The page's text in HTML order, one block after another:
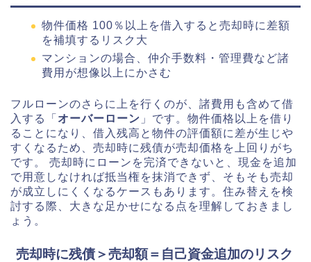
物件価格 100％以上を借入すると売却時に差額
を補填するリスク大
マンションの場合、仲介手数料・管理費など諸
費用が想像以上にかさむ
フルローンのさらに上を行くのが、諸費用も含めて借
入する「 オーバーローン 」です。物件価格以上を借り
ることになり、借入残高と物件の評価額に差が生じや
すくなるため、売却時に残債が売却価格を上回りがち
です。 売却時にローンを完済できないと、現金を追加
で用意しなければ抵当権を抹消できず、そもそも売却
が成立しにくくなるケースもあります。住み替えを検
討する際、大きな足かせになる点を理解しておきまし
ょう。
売却時に残債＞売却額＝自己資金追加のリスク